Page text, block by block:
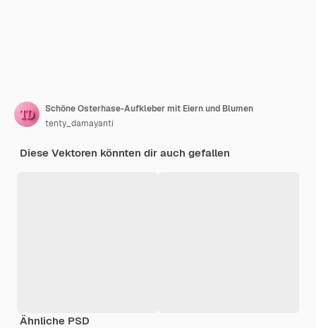
Schöne Osterhase-Aufkleber mit Eiern und Blumen
tenty_damayanti
Diese Vektoren könnten dir auch gefallen
Ähnliche PSD